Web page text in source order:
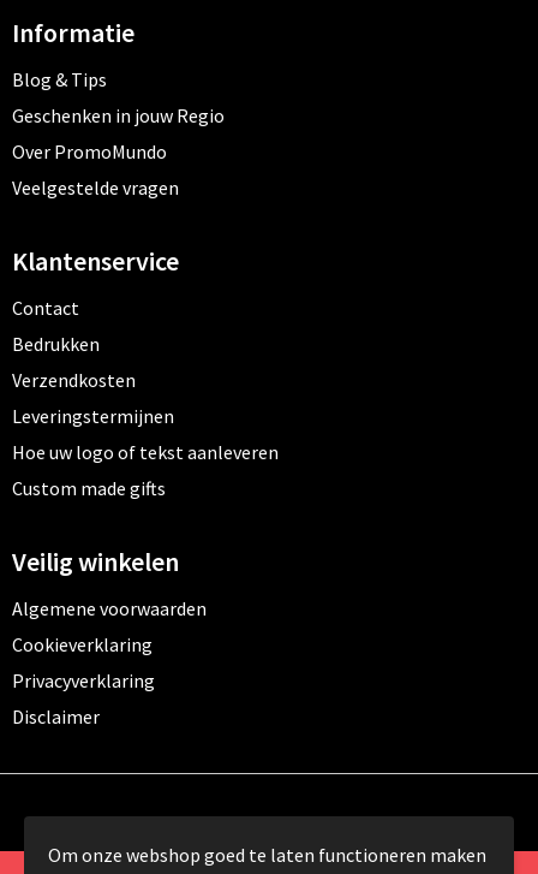
Informatie
Blog & Tips
Geschenken in jouw Regio
Over PromoMundo
Veelgestelde vragen
Klantenservice
Contact
Bedrukken
Verzendkosten
Leveringstermijnen
Hoe uw logo of tekst aanleveren
Custom made gifts
Veilig winkelen
Algemene voorwaarden
Cookieverklaring
Privacyverklaring
Disclaimer
Om onze webshop goed te laten functioneren maken